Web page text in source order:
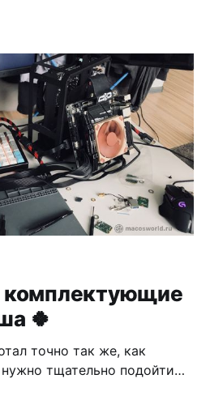
комплектующие
🍀
точно так же, как
тщательно подойти